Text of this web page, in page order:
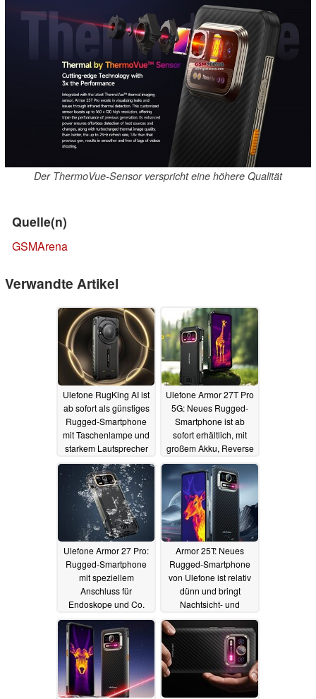
Der ThermoVue-Sensor verspricht eine höhere Qualität
Quelle(n)
GSMArena
Verwandte Artikel
Ulefone RugKing AI ist
ab sofort als günstiges
Rugged-Smartphone
mit Taschenlampe und
starkem Lautsprecher
erhältlich27.09.2025
Ulefone Armor 27T Pro
5G: Neues Rugged-
Smartphone ist ab
sofort erhältlich, mit
großem Akku, Reverse
Wireless Charging und
FLIR-Kamera19.08.2024
Ulefone Armor 27 Pro:
Rugged-Smartphone
mit speziellem
Anschluss für
Endoskope und Co.
kommt mit
Nachtsichtkamera
28.07.2024
Armor 25T: Neues
Rugged-Smartphone
von Ulefone ist relativ
dünn und bringt
Nachtsicht- und
Wärmebildkameras mit
10.07.2024